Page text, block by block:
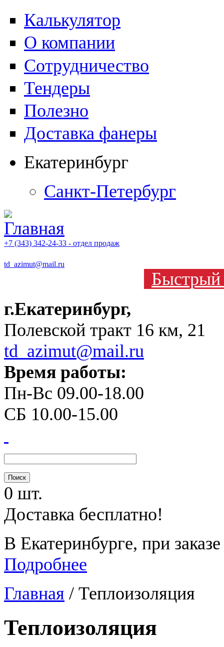
Калькулятор
О компании
Сотрудничество
Тендеры
Полезно
Доставка фанеры
Екатеринбург
Санкт-Петербург
+7 (343) 342-24-33 - отдел продаж
td_azimut@mail.ru
Быстрый
г.Екатеринбург,
Полевской тракт 16 км, 21
td_azimut@mail.ru
Время работы:
Пн-Вс 09.00-18.00
СБ 10.00-15.00
0 шт.
Доставка бесплатно!
В Екатеринбурге, при
Подробнее
Главная / Теплоизоляция
Теплоизоляция